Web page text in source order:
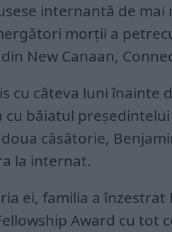
internantă de mai
morții a
New Canaan,
cu câteva luni
cu băiatul
căsătorie,
la internat.
ei, familia a înzestrat
Award cu tot